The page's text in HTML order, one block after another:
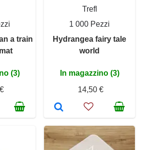
a train
(3)
Trefl
1 000 Pezzi
Hydrangea fairy tale
world
In magazzino (3)
14,50 €